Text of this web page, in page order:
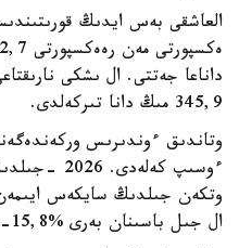
العاشقى بەس ايدىڭ
345,9 مىڭ دانا تىركەلدى.
وتاندىق ءوندىرىس
ءوسىپ
ال جىل باسىنان بەرى %15,8- عا قىمباتتادى.